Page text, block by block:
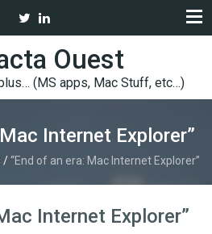
Ouest
(MS apps, Mac Stuff, etc…)
Internet Explorer”
/“End of an era: Mac Internet Explorer”
Internet Explorer”